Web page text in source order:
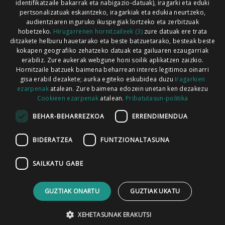
Codesyntaxek garatua
HARREMANETARAKO
identifikatzaile bakarrak eta nabigazio-datuak), iragarki eta eduki
pertsonalizatuak eskaintzeko, iragarkiak eta edukia neurtzeko,
audientziaren inguruko ikuspegiak lortzeko eta zerbitzuak
hobetzeko. Hirugarrenen hornitzaileek (3)zure datuak ere trata
ditzakete helburu hauetarako eta beste batzuetarako, besteak beste
kokapen geografiko zehatzeko datuak eta gailuaren ezaugarriak
erabiliz. Zure aukerak webgune honi soilik aplikatzen zaizkio.
Hornitzaile batzuek baimena beharrean interes legitimoa oinarri
gisa erabil dezakete; aurka egiteko eskubidea duzu Iragarkien
ezarpenakatalean. Zure baimena edozein unetan ken dezakezu
Cookieen ezarpenak atalean. Pribatutasun-politika
BEHAR-BEHARREZKOA ERRENDIMENDUA
BIDERATZEA FUNTZIONALTASUNA
SAILKATU GABE
GUZTIAK ONARTU GUZTIAK UKATU
XEHETASUNAK ERAKUTSI